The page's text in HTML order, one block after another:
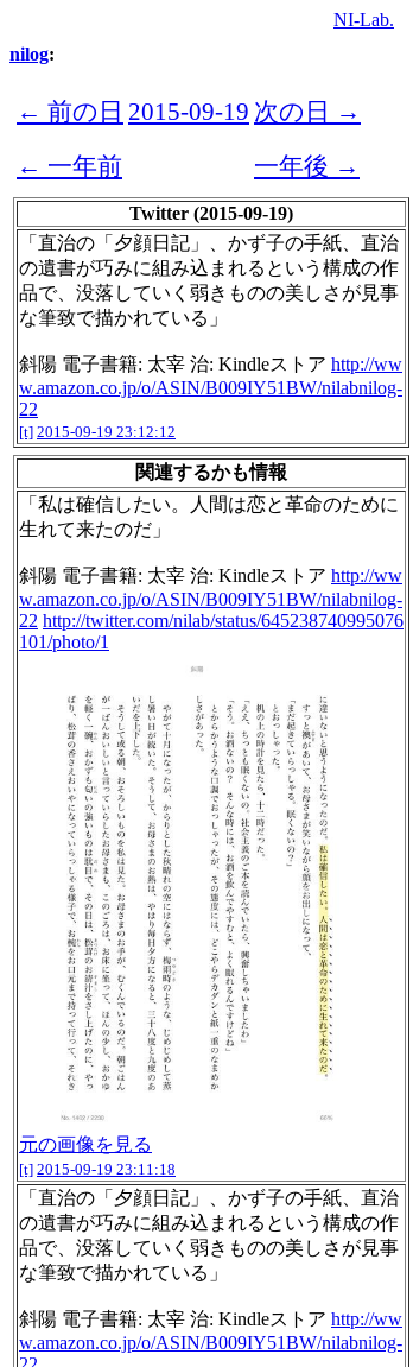
NI-Lab.
nilog:
← 前の日 2015-09-19 次の日 →
← 一年前
一年後 →
Twitter (2015-09-19)
「直治の「夕顔日記」、かず子の手紙、直治
の遺書が巧みに組み込まれるという構成の作
品で、没落していく弱きものの美しさが見事
な筆致で描かれている」
斜陽 電子書籍: 太宰 治: Kindleストア http://ww
w.amazon.co.jp/o/ASIN/B009IY51BW/nilabnilog-
22
[t] 2015-09-19 23:12:12
関連するかも情報
「私は確信したい。人間は恋と革命のために
生れて来たのだ」
斜陽 電子書籍: 太宰 治: Kindleストア http://ww
w.amazon.co.jp/o/ASIN/B009IY51BW/nilabnilog-
22 http://twitter.com/nilab/status/645238740995076
101/photo/1
元の画像を見る
[t] 2015-09-19 23:11:18
「直治の「夕顔日記」、かず子の手紙、直治
の遺書が巧みに組み込まれるという構成の作
品で、没落していく弱きものの美しさが見事
な筆致で描かれている」
斜陽 電子書籍: 太宰 治: Kindleストア http://ww
w.amazon.co.jp/o/ASIN/B009IY51BW/nilabnilog-